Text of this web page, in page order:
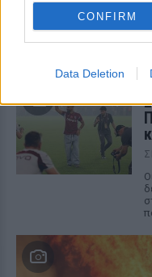
CONFIRM
Data Deletion